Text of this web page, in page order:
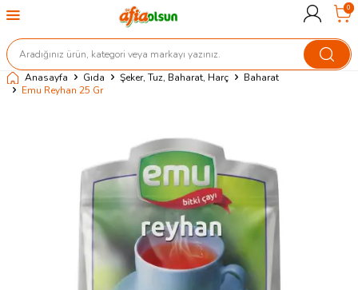
0
Anasayfa Gıda Şeker, Tuz, Baharat, Harç
Baharat
Emu Reyhan 25 Gr